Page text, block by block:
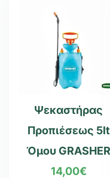
Ψεκαστήρας
Προπιέσεως 5lt
Όμου GRASHER
14,00€